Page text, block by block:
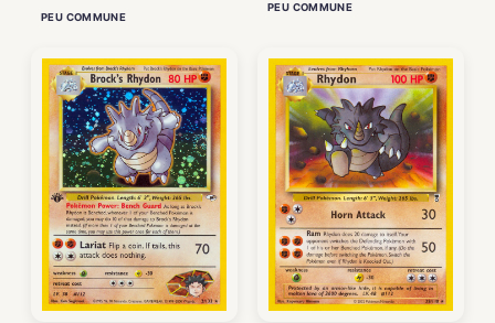
PEU COMMUNE
PEU COMMUNE